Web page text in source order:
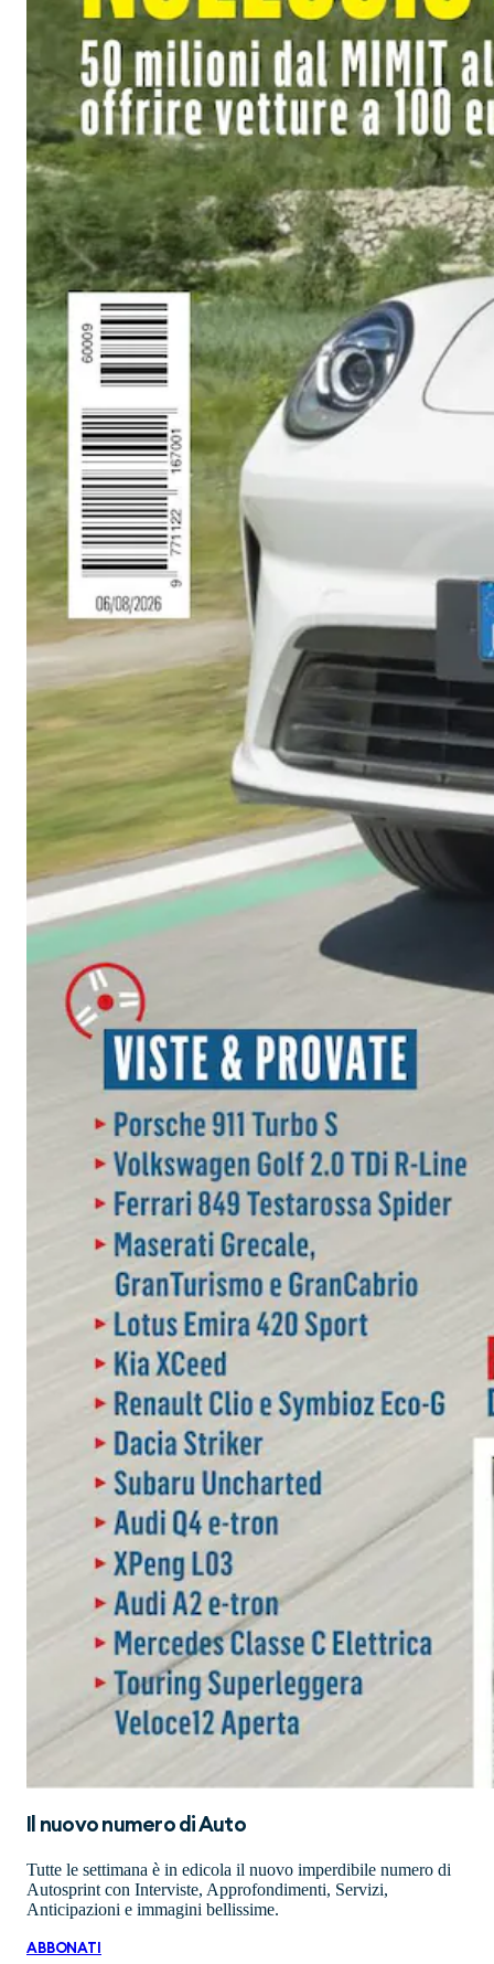
Il nuovo numero diAuto
Tutte le settimana è in edicola il nuovo imperdibile numero di
Autosprint con Interviste, Approfondimenti, Servizi,
Anticipazioni e immagini bellissime.
ABBONATI